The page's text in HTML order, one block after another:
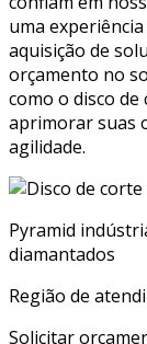
uma
aquisição de
orçamento no
como o disco
aprimorar suas
agilidade.
Pyramid
diamantados
Região de
Solicitar